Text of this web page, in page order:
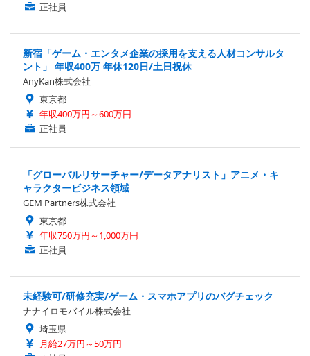
正社員
新宿「ゲーム・エンタメ企業の採用を支える人材コンサルタ
ント」 年収400万 年休120日/土日祝休
AnyKan株式会社
東京都
年収400万円～600万円
正社員
「グローバルリサーチャー/データアナリスト」アニメ・キ
ャラクタービジネス領域
GEM Partners株式会社
東京都
年収750万円～1,000万円
正社員
未経験可/研修充実/ゲーム・スマホアプリのバグチェック
ナナイロモバイル株式会社
埼玉県
月給27万円～50万円